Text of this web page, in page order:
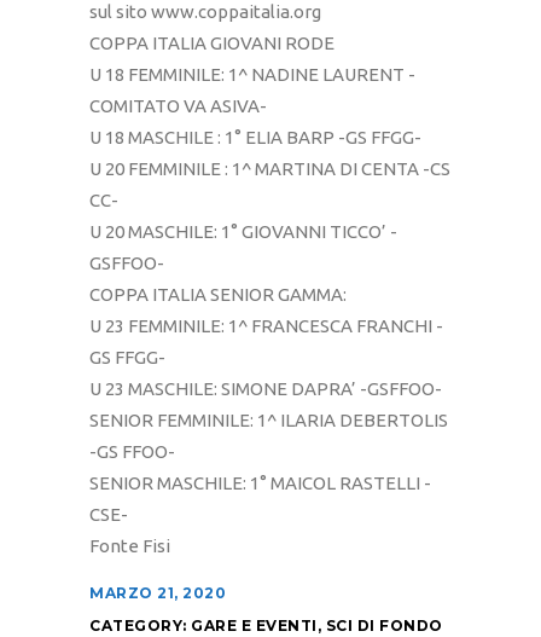
sul sito www.coppaitalia.org
COPPA ITALIA GIOVANI RODE
U 18 FEMMINILE: 1^ NADINE LAURENT -
COMITATO VA ASIVA-
U 18 MASCHILE : 1° ELIA BARP -GS FFGG-
U 20 FEMMINILE : 1^ MARTINA DI CENTA -CS
CC-
U 20 MASCHILE: 1° GIOVANNI TICCO’ -
GSFFOO-
COPPA ITALIA SENIOR GAMMA:
U 23 FEMMINILE: 1^ FRANCESCA FRANCHI -
GS FFGG-
U 23 MASCHILE: SIMONE DAPRA’ -GSFFOO-
SENIOR FEMMINILE: 1^ ILARIA DEBERTOLIS
-GS FFOO-
SENIOR MASCHILE: 1° MAICOL RASTELLI -
CSE-
Fonte Fisi
MARZO 21, 2020
CATEGORY: GARE E EVENTI , SCI DI FONDO